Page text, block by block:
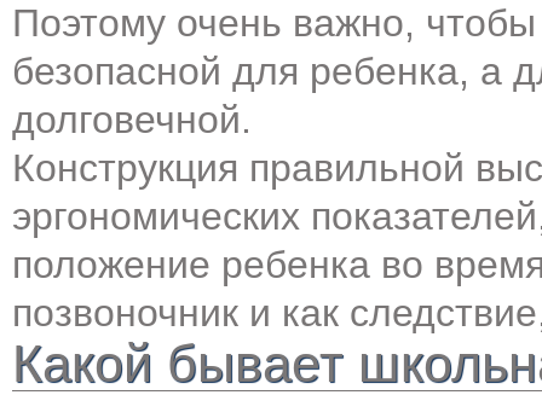
Поэтому очень важно,
безопасной для ребенка,
долговечной.
Конструкция правильной
эргономических
положение ребенка во
позвоночник и как
Какой бывает